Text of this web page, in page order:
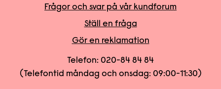
Frågor och svar på vår kundforum
Ställ en fråga
Gör en reklamation
Telefon: 020-84 84 84
(Telefontid måndag och onsdag: 09:00-11:30)